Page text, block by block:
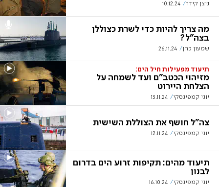
ניצן קידר 10.12.24
מה צריך להיות כדי לשרת כצוללן
בצה"ל?
שמעון כהן 26.11.24
תיעוד מפעילות חיל הים:
מזיהוי הכטב"ם ועד לשמחה על
הצלחת היירוט
יוני קמפינסקי 13.11.24
צה"ל חושף את הצוללת השישית
יוני קמפינסקי 12.11.24
תיעוד מהים: תקיפות זרוע הים בדרום
לבנון
יוני קמפינסקי 16.10.24